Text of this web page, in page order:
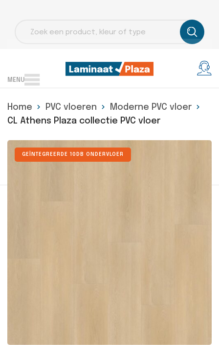
zoeken
MENU
Home PVC vloeren
Moderne PVC vloer
CL Athens Plaza collectie PVC vloer
GEÏNTEGREERDE 10DB ONDERVLOER